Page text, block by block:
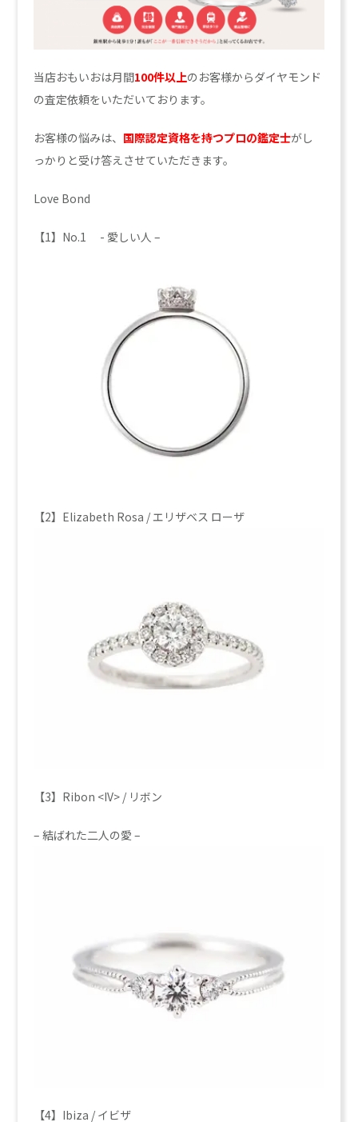
当店おもいおは月間100件以上のお客様からダイヤモンド
の査定依頼をいただいております。
お客様の悩みは、 国際認定資格を持つプロの鑑定士がし
っかりと受け答えさせていただきます。
Love Bond
【1】No.1 - 愛しい人 –
【2】Elizabeth Rosa / エリザベス ローザ
【3】Ribon <IV> / リボン
– 結ばれた二人の愛 –
【4】Ibiza / イビザ